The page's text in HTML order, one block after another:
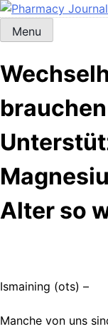
Skip
content
Pharmacy Journal
Menu
Alter so
Ismaining (ots) –
Manche von uns